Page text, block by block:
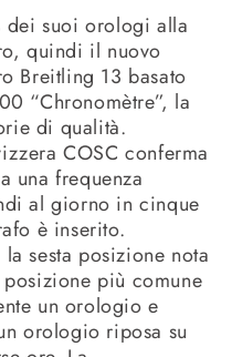
dei suoi orologi alla
quindi il nuovo
Breitling 13 basato
“Chronomètre”, la
di qualità.
COSC conferma
una frequenza
al giorno in cinque
è inserito.
sesta posizione nota
più comune
un orologio e
orologio riposa su